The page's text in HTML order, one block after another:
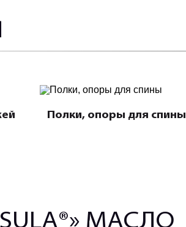
Полки, опоры для спины